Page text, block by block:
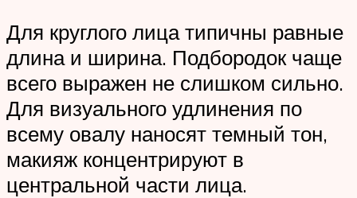
Для круглого лица типичны равные
длина и ширина. Подбородок чаще
всего выражен не слишком сильно.
Для визуального удлинения по
всему овалу наносят темный тон,
макияж концентрируют в
центральной части лица.